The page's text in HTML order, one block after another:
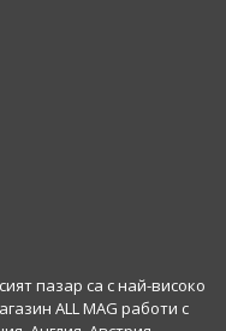
пазар са с най-високо
ALL MAG работи с